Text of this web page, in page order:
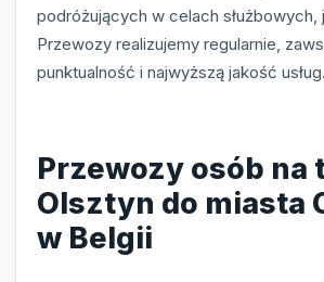
podróżujących w celach służbowych,
Przewozy realizujemy regularnie,
punktualność i najwyższą jakość usług.
Przewozy osób na
Olsztyn do miasta
w Belgii